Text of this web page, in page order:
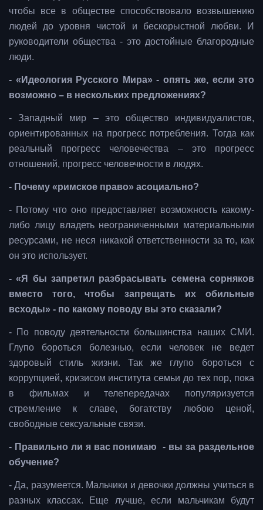
чтобы все в обществе способствовало возвышению
людей до уровня чистой и бескорыстной любви. И
руководители общества - это достойные благородные
люди.
- «Идеология Русского Мира» - опять же, если это
возможно – в нескольких предложениях?
- Западный мир – это общество индивидуалистов,
ориентированных на прогресс потребления. Тогда как
реальный прогресс человечества – это прогресс
отношений, прогресс человечности в людях.
- Почему «римское право» асоциально?
- Потому что оно предоставляет возможность какому-
либо лицу владеть неограниченными материальными
ресурсами, не неся никакой ответственности за то, как
он это использует.
- «Я бы запретил разбрасывать семена сорняков
вместо того, чтобы запрещать их обильные
всходы» - по какому поводу вы это сказали?
- По поводу деятельности большинства наших СМИ.
Глупо бороться болезнью, если человек не ведет
здоровый стиль жизни. Так же глупо бороться с
коррупцией, кризисом института семьи до тех пор, пока
в фильмах и телепередачах популяризуется
стремление к славе, богатству любою ценой,
свободные сексуальные связи.
- Правильно ли я вас понимаю - вы за раздельное
обучение?
- Да, разумеется. Мальчики и девочки должны учиться в
разных классах. Еще лучше, если мальчикам будут